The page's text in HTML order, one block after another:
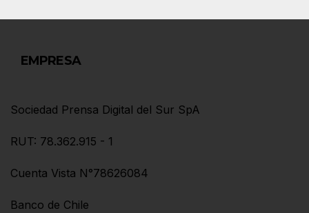
EMPRESA
Sociedad Prensa Digital del Sur SpA
RUT: 78.362.915 - 1
Cuenta Vista N°78626084
Banco de Chile